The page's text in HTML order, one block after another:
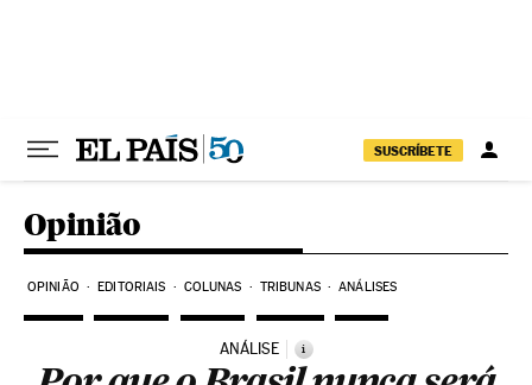
SUSCRÍBETE
Opinião
OPINIÃO EDITORIAIS COLUNAS TRIBUNAS ANÁLISES
ANÁLISE i